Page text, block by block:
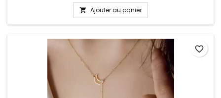
 Ajouter au panier
favorite_border